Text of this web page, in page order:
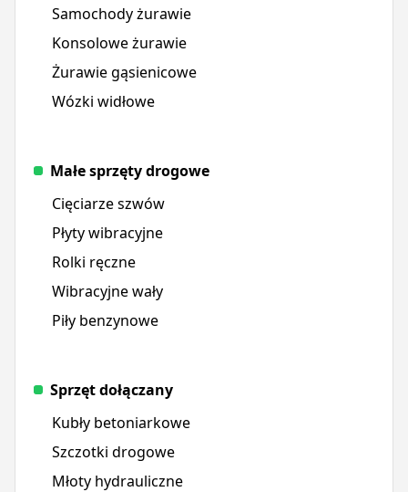
Samochody żurawie
Konsolowe żurawie
Żurawie gąsienicowe
Wózki widłowe
Małe sprzęty drogowe
Cięciarze szwów
Płyty wibracyjne
Rolki ręczne
Wibracyjne wały
Piły benzynowe
Sprzęt dołączany
Kubły betoniarkowe
Szczotki drogowe
Młoty hydrauliczne